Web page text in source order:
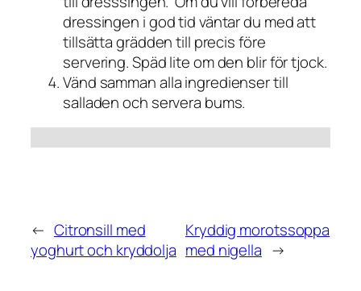
dressingen i god tid väntar du med att
tillsätta grädden till precis före
servering. Späd lite om den blir för tjock.
Vänd samman alla ingredienser till
salladen och servera bums.
← Citronsill med
yoghurt och kryddolja
Kryddig morotssoppa
med nigella →